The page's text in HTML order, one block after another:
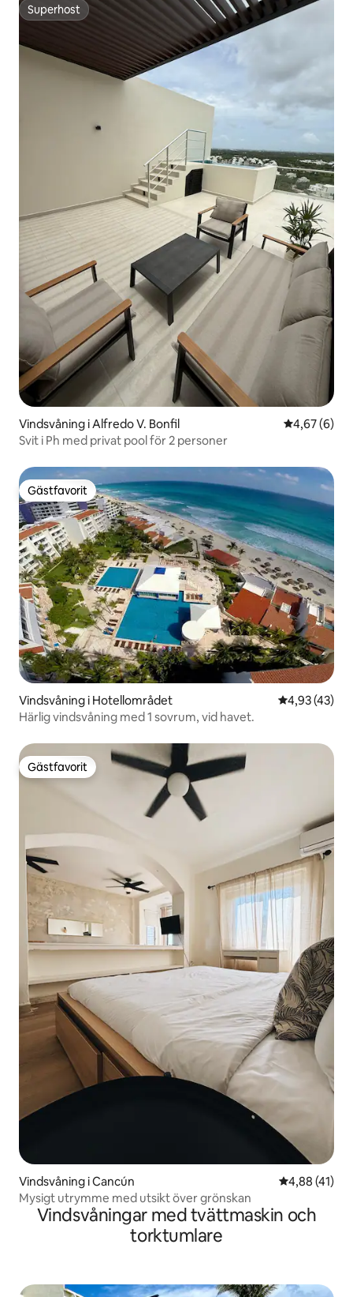
Superhost
Superhost
Vindsvåning i Alfredo V. Bonfil 4,67 av 5 i
4,67 (6)
Svit i Ph med privat pool för 2 personer
Gästfavorit
Gästfavorit
Vindsvåning i Hotellområdet 4,93 av 5 i
4,93 (43)
Härlig vindsvåning med 1 sovrum, vid havet.
Gästfavorit
Gästfavorit
Vindsvåning i Cancún 4,88 av 5 i
4,88 (41)
Mysigt utrymme med utsikt över grönskan
Vindsvåningar med tvättmaskin och
torktumlare